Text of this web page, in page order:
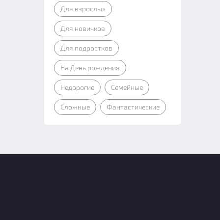
Для взрослых
Для новичков
Для подростков
На День рождения
Недорогие Семейные
Сложные Фантастические